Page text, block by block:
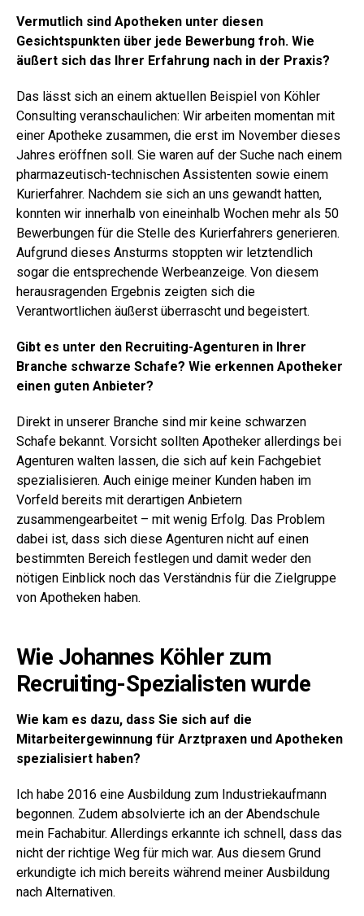
Vermutlich sind Apotheken unter diesen
Gesichtspunkten über jede Bewerbung froh. Wie
äußert sich das Ihrer Erfahrung nach in der Praxis?
Das lässt sich an einem aktuellen Beispiel von Köhler
Consulting veranschaulichen: Wir arbeiten momentan mit
einer Apotheke zusammen, die erst im November dieses
Jahres eröffnen soll. Sie waren auf der Suche nach einem
pharmazeutisch-technischen Assistenten sowie einem
Kurierfahrer. Nachdem sie sich an uns gewandt hatten,
konnten wir innerhalb von eineinhalb Wochen mehr als 50
Bewerbungen für die Stelle des Kurierfahrers generieren.
Aufgrund dieses Ansturms stoppten wir letztendlich
sogar die entsprechende Werbeanzeige. Von diesem
herausragenden Ergebnis zeigten sich die
Verantwortlichen äußerst überrascht und begeistert.
Gibt es unter den Recruiting-Agenturen in Ihrer
Branche schwarze Schafe? Wie erkennen Apotheker
einen guten Anbieter?
Direkt in unserer Branche sind mir keine schwarzen
Schafe bekannt. Vorsicht sollten Apotheker allerdings bei
Agenturen walten lassen, die sich auf kein Fachgebiet
spezialisieren. Auch einige meiner Kunden haben im
Vorfeld bereits mit derartigen Anbietern
zusammengearbeitet – mit wenig Erfolg. Das Problem
dabei ist, dass sich diese Agenturen nicht auf einen
bestimmten Bereich festlegen und damit weder den
nötigen Einblick noch das Verständnis für die Zielgruppe
von Apotheken haben.
Wie Johannes Köhler zum
Recruiting-Spezialisten wurde
Wie kam es dazu, dass Sie sich auf die
Mitarbeitergewinnung für Arztpraxen und Apotheken
spezialisiert haben?
Ich habe 2016 eine Ausbildung zum Industriekaufmann
begonnen. Zudem absolvierte ich an der Abendschule
mein Fachabitur. Allerdings erkannte ich schnell, dass das
nicht der richtige Weg für mich war. Aus diesem Grund
erkundigte ich mich bereits während meiner Ausbildung
nach Alternativen.